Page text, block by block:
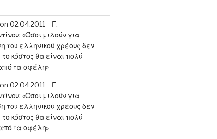
on 02.04.2011 – Γ.
«Όσοι μιλούν για
του ελληνικού χρέους δεν
το κόστος θα είναι πολύ
τα οφέλη»
on 02.04.2011 – Γ.
«Όσοι μιλούν για
του ελληνικού χρέους δεν
το κόστος θα είναι πολύ
τα οφέλη»